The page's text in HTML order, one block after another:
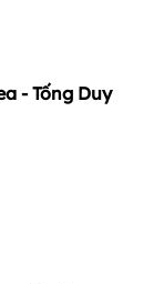
- Tống Duy